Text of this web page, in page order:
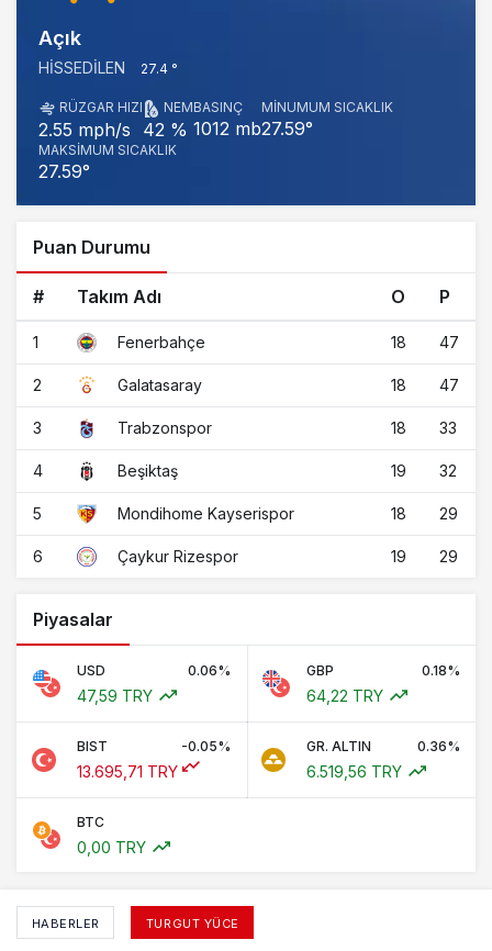
Açık
HISSEDILEN 27.4 °
RÜZGAR HIZI
2.55 mph/s
NEM
42 %
BASINÇ
1012 mb
MINUMUM SICAKLIK
27.59°
MAKSIMUM SICAKLIK
27.59°
Puan Durumu
# Takım Adı O P
1 Fenerbahçe 18 47
2 Galatasaray 18 47
3 Trabzonspor 18 33
4 Beşiktaş 19 32
5 Mondihome Kayserispor 18 29
6 Çaykur Rizespor 19 29
Piyasalar
USD 0.06%
47,59 TRY
GBP 0.18%
64,22 TRY
BIST -0.05%
13.695,71 TRY
GR. ALTIN 0.36%
6.519,56 TRY
BTC
0,00 TRY
HABERLER TURGUT YÜCE